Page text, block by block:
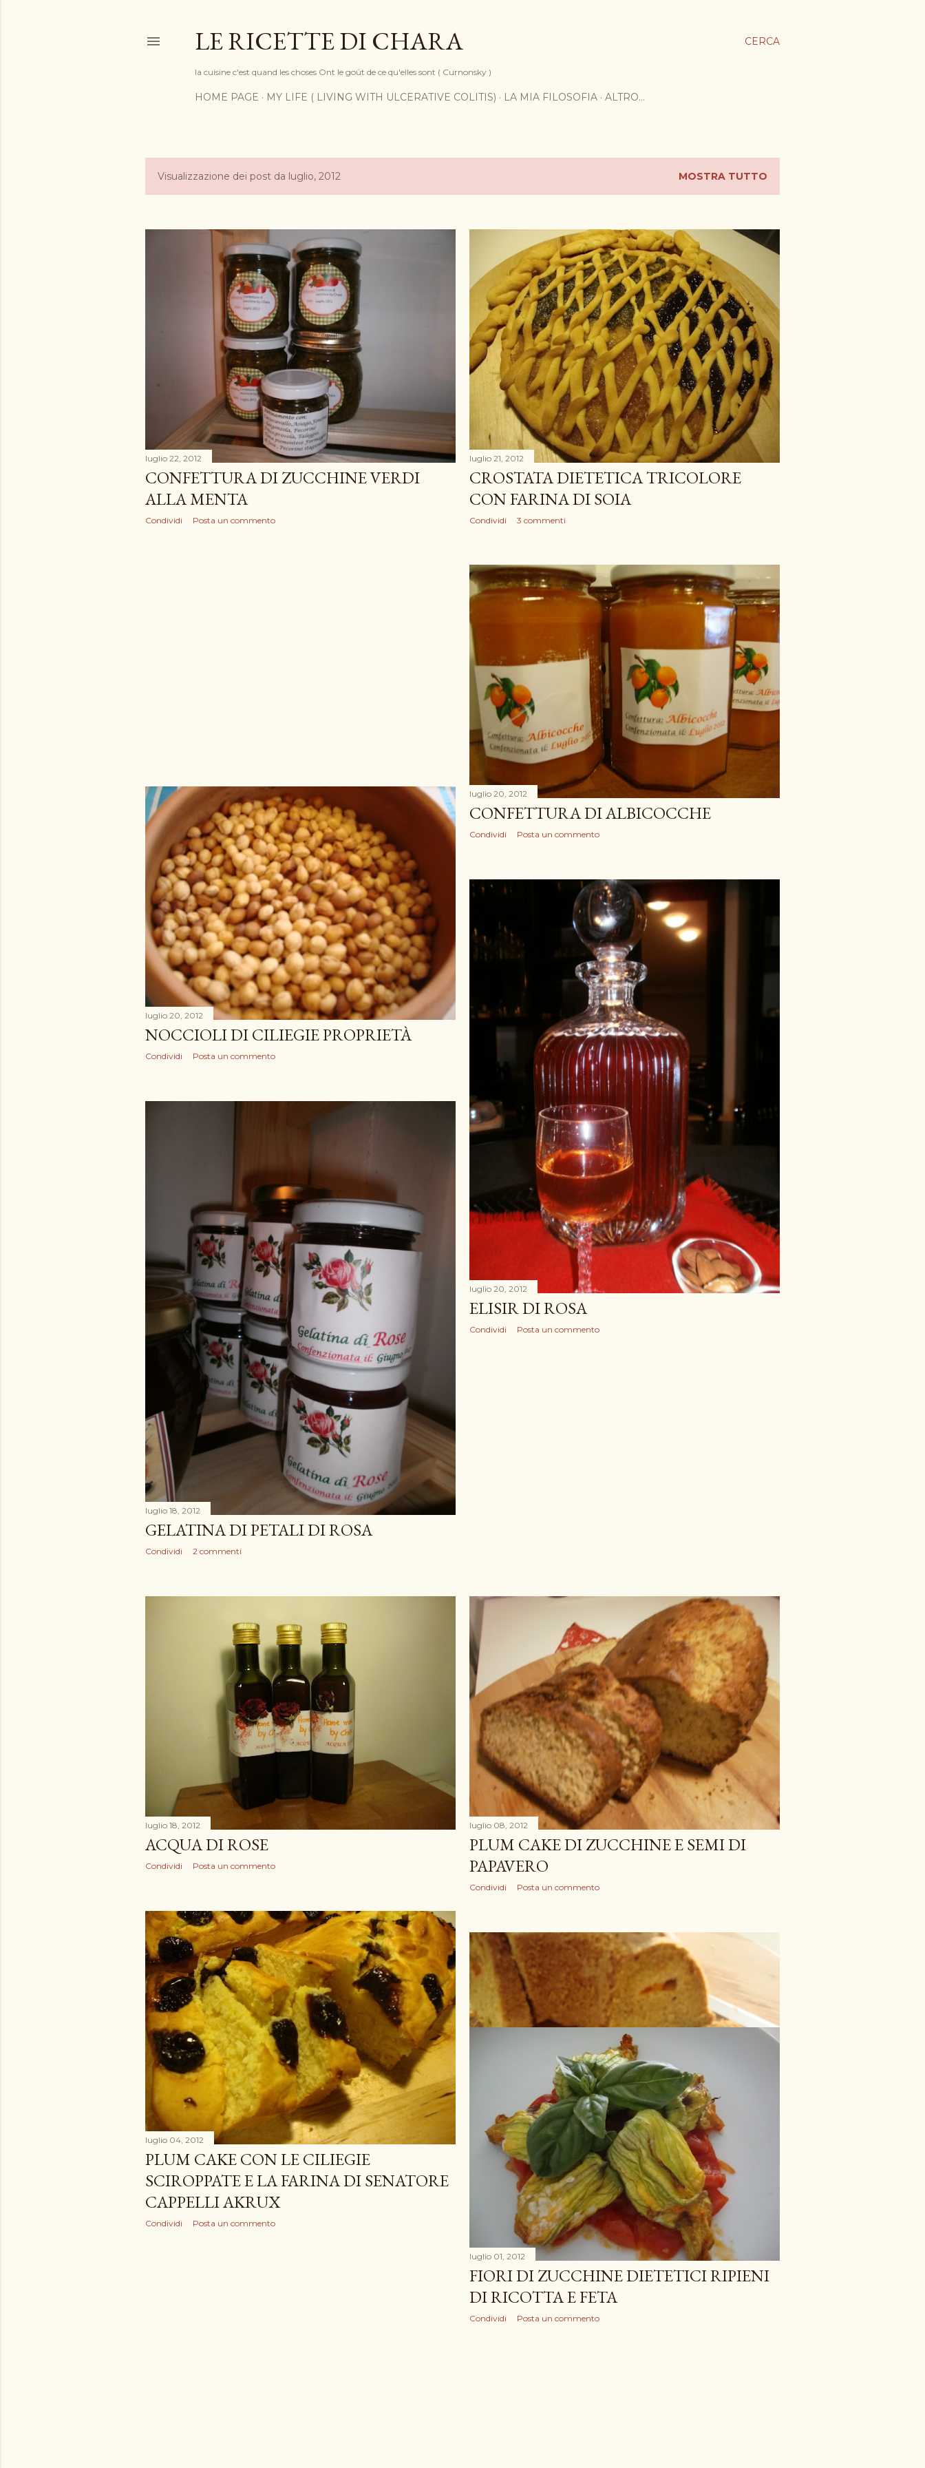
CERCA
LE RICETTE DI CHARA
la cuisine c'est quand les choses Ont le goût de ce qu'elles sont ( Curnonsky )
HOME PAGE MY LIFE ( LIVING WITH ULCERATIVE COLITIS) LA MIA FILOSOFIA ALTRO…
PVisualizzazione dei post da luglio, 2012 MOSTRA TUTTO
luglio 22, 2012
CONFETTURA DI ZUCCHINE VERDI
ALLA MENTA
Condividi Posta un commento
luglio 21, 2012
CROSTATA DIETETICA TRICOLORE
CON FARINA DI SOIA
Condividi 3 commenti
luglio 20, 2012
CONFETTURA DI ALBICOCCHE
Condividi Posta un commento
luglio 20, 2012
NOCCIOLI DI CILIEGIE PROPRIETÀ
Condividi Posta un commento
luglio 20, 2012
ELISIR DI ROSA
Condividi Posta un commento
luglio 18, 2012
GELATINA DI PETALI DI ROSA
Condividi 2 commenti
luglio 18, 2012
ACQUA DI ROSE
Condividi Posta un commento
luglio 08, 2012
PLUM CAKE DI ZUCCHINE E SEMI DI
PAPAVERO
Condividi Posta un commento
luglio 04, 2012
PLUM CAKE CON LE CILIEGIE
SCIROPPATE E LA FARINA DI SENATORE
CAPPELLI AKRUX
Condividi Posta un commento
luglio 03, 2012
FLOGNARDE ALLE ALBICOCCHE
2 commenti
luglio 01, 2012
FIORI DI ZUCCHINE DIETETICI RIPIENI
DI RICOTTA E FETA
Condividi Posta un commento